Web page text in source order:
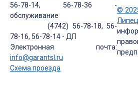
56-78-14, 56-78-36 -
обслуживание
(4742) 56-78-18, 56-
78-16, 56-78-14 - ДП
Электронная почта:
info@garantsl.ru
Схема проезда
©